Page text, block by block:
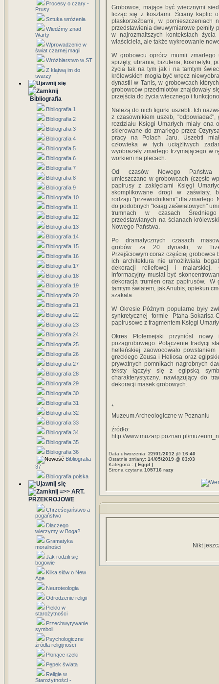
Procesy o czary -
Prusy
Sztuka wróżenia
Wiedźmy znad
Warty
Wprowadzenie w
świat czarnej magii
Wróżbiarstwo w ST
Z klątwą im do
twarzy
Bibliografia
Bibliografia 1
Bibliografia 2
Bibliografia 3
Bibliografia 4
Bibliografia 5
Bibliografia 6
Bibliografia 7
Bibliografia 8
Bibliografia 9
Bibliografia 10
Bibliografia 11
Bibliografia 12
Bibliografia 13
Bibliografia 14
Bibliografia 15
Bibliografia 16
Bibliografia 17
Bibliografia 18
Bibliografia 19
Bibliografia 20
Bibliografia 21
Bibliografia 22
Bibliografia 23
Bibliografia 24
Bibliografia 25
Bibliografia 26
Bibliografia 27
Bibliografia 28
Bibliografia 29
Bibliografia 30
Bibliografia 31
Bibliografia 32
Bibliografia 33
Bibliografia 34
Bibliografia 35
Bibliografia 36
Bibliografia
37
Bibliografia polska
=>> ART.
PRZEKROJOWE
Chrześcijaństwo a
pogaństwo
Dlaczego
wierzymy w Boga?
Gramatyka
moralności
Jak rodzili się
bogowie
Kilka słów o New
Age
Neuroteologia
Odrodzenie religii
Piekło w
starożytności
Przechwytywanie
symboli
Psychologiczne
źródła religijności
Płonące rzeki
Pępek świata
Religie w
Starożytności -
Grobowce, mające być wiecznymi
licząc się z kosztami. Ściany kaplic
płaskorzeźbami, w
przedstawienia dwuwymiarowe pełniły
w najrozmaitszych kontekstach
właściciela, ale także wykreowanie
W grobowcu oprócz mumii
sprzęty, ubrania, biżuteria, kosmetyki,
życia tak na tym jak i na tamtym
królewskich mogła być wręcz
dynastii w Tanis, w grobowcach
grobowców przedmiotów znajdowały
przejścia do życia wiecznego i
Należą do nich figurki uszebti. Ich
z czasownikiem uszeb, "odpowiadać",
rozdziału Księgi Umarłych miały ona
skierowane do zmarłego przez
pracy na Polach Jaru. Uszebti
człowieka w tych uciążliwych
wyobrażały zmarłego trzymającego w
workiem na plecach.
Od czasów Nowego Państwa
umieszczano w grobowcach (często
papirusy z zaklęciami Księgi
skomplikowane drogi w zaświaty,
rodzaju "przewodnikami" dla zmarłego.
do podobnych "ksiąg zaświatowych"
trumnach w czasach
przedstawianych na ścianach
Nowego Państwa.
Po dramatycznych czasach
grobów za 20 dynastii, w
Przejściowym coraz częściej grobowce
ich architektura nie umożliwiała
dekoracji reliefowej i malarskiej.
informacyjny musiał być
dekoracja trumien oraz papirusów. W
tamtym światem, jak Anubis, opiekun
szakala.
W Okresie Późnym popularne były
synkretycznej formie Ptaha-
papirusowe z fragmentem Księgi
Okres Ptolemejski przyniósł
pozagrobowego. Połączenie tradycji
helleńskiej zaowocowało
greckiego Zeusa i Heliosa oraz
prywatnych pomnikach nagrobnych
teksty łączyły się z egipską
charakterystyczny, nawiązujący do
dekoracji masek grobowych.
*
Muzeum Archeologiczne w Poznaniu
źródło:
http://www.muzarp.poznan.pl/
Data utworzenia: 22/01/2012 @ 16:40
Ostatnie zmiany: 14/05/2019 @ 03:03
Kategoria : ( Egipt )
Strona czytana 105716 razy
Nikt